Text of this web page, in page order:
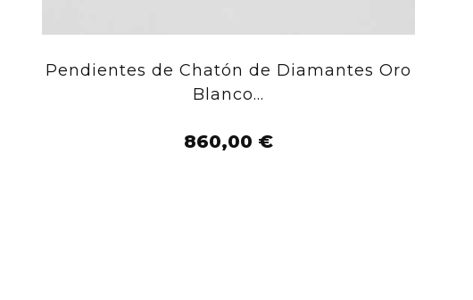
Pendientes de Chatón de Diamantes Oro
Blanco...
860,00 €